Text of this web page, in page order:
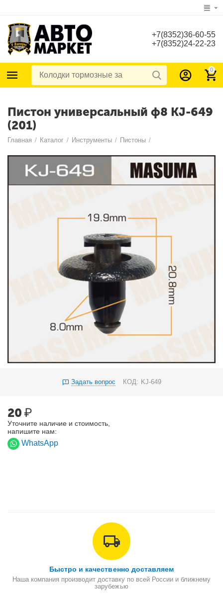
+7(8352)36-60-55
+7(8352)24-22-23
0
Пистон универсальный ф8 KJ-649
(201)
Главная / Каталог / Инструменты / Пистоны /
Задать вопрос КОД: KJ-649
20₽
Уточните наличие и стоимость,
напишите нам:
WhatsApp
Быстро и качественно доставляем
Наша компания производит доставку по всей России и ближнему
зарубежью